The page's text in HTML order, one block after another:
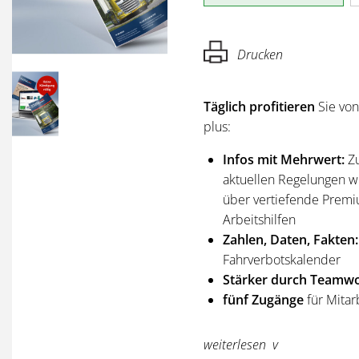
Drucken
Täglich profitieren Sie
plus:
Infos mit Mehrwert:
aktuellen Regelungen
über vertiefende
Arbeitshilfen
Zahlen, Daten, Fakten:
Fahrverbotskalender
Stärker durch
fünf Zugängefür
Sie erhaltenalle Ausgaben
weiterlesen